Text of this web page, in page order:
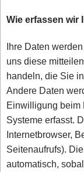
Wie erfassen wir
Ihre Daten
uns diese
handeln, die Sie
Andere Daten
Einwilligung beim
Systeme erfasst.
Internetbrowser,
Seitenaufrufs).
automatisch,